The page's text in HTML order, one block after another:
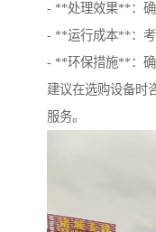
- **处理效果**：确
- **运行成本**：考
- **环保措施**：确
建议在选购设备时
服务。